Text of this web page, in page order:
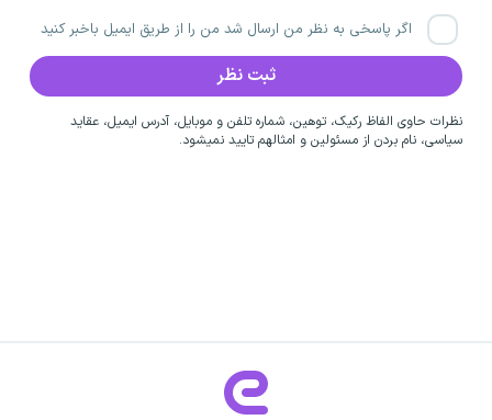
اگر پاسخی به نظر من ارسال شد من را از طریق ایمیل باخبر کنید
نظرات حاوی الفاظ رکیک، توهین، شماره تلفن و موبایل، آدرس ایمیل، عقاید
سیاسی، نام بردن از مسئولین و امثالهم تایید نمیشود.